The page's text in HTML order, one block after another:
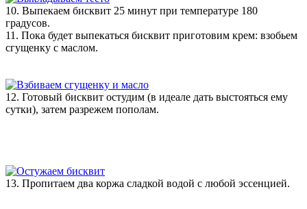
10. Выпекаем бисквит 25 минут при температуре 180
градусов.
11. Пока будет выпекаться бисквит приготовим крем: взобьем
сгущенку с маслом.
12. Готовый бисквит остудим (в идеале дать выстояться ему
сутки), затем разрежем пополам.
13. Пропитаем два коржа сладкой водой с любой эссенцией.